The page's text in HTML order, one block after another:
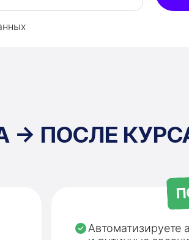
Автоматизируете
→ ПОСЛЕ